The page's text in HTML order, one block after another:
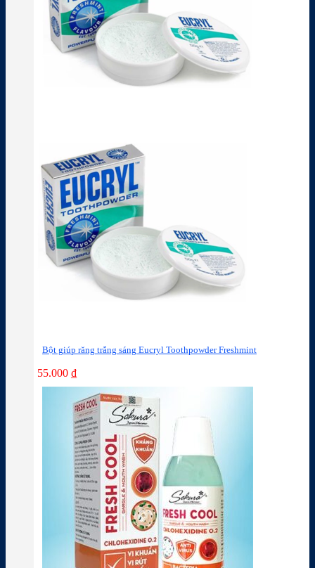
Bột giúp răng trắng sáng Eucryl Toothpowder Freshmint
55.000 ₫